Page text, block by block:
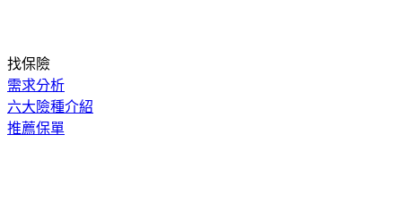
找保險
需求分析
六大險種介紹
推薦保單